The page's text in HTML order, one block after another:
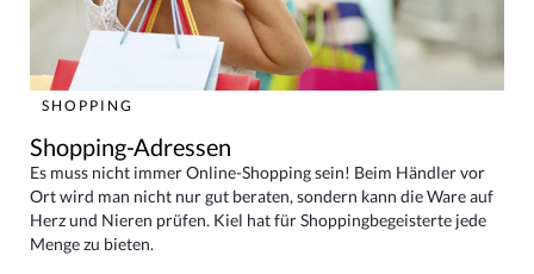
SHOPPING
Shopping-Adressen
Es muss nicht immer Online-Shopping sein! Beim Händler vor
Ort wird man nicht nur gut beraten, sondern kann die Ware auf
Herz und Nieren prüfen. Kiel hat für Shoppingbegeisterte jede
Menge zu bieten.